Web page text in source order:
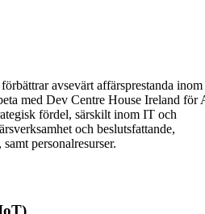
avsevärt affärsprestanda inom
med Dev Centre House Ireland för
fördel, särskilt inom IT och
och beslutsfattande,
personalresurser.